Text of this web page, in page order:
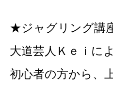
★ジャグリング講
大道芸人Ｋｅｉに
初心者の方から、